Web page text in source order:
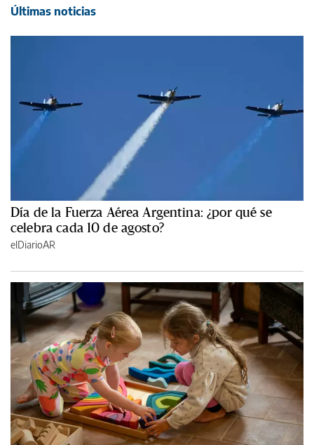
Últimas noticias
Día de la Fuerza Aérea Argentina: ¿por qué se
celebra cada 10 de agosto?
elDiarioAR